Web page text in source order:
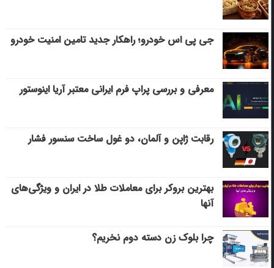
جی پی اس خودرو؛ راهکار جدید تامین امنیت خودرو
معرفی و بررسی پراپ فرم ایرانی معتبر آریا اینوستور
رقابت ژاپن و آلمان، دو غول ساخت سنسور فشار
بهترین بروکر برای معاملات طلا در ایران و ویژگی‌های
آنها
چرا بلوک زن دسته دوم نخریم؟